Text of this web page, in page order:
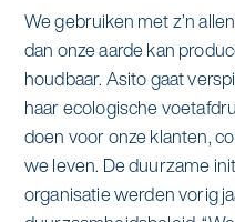
Mens & Asito
Werken bij Asito
Zoeken
We gebruiken met z’n
dan onze aarde kan
houdbaar. Asito gaat
haar ecologische
doen voor onze klanten,
we leven. De duurzame
organisatie werden vorig